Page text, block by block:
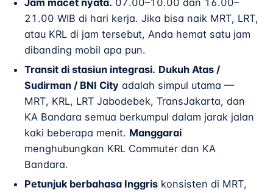
21.00 WIB di hari kerja. Jika bisa naik MRT, LRT,
atau KRL di jam tersebut, Anda hemat satu jam
dibanding mobil apa pun.
Transit di stasiun integrasi. Dukuh Atas /
Sudirman / BNI City adalah simpul utama —
MRT, KRL, LRT Jabodebek, TransJakarta, dan
KA Bandara semua berkumpul dalam jarak jalan
kaki beberapa menit. Manggarai
menghubungkan KRL Commuter dan KA
Bandara.
Petunjuk berbahasa Inggris konsisten di MRT,